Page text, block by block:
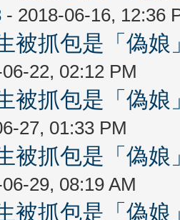
- 2018-06-16, 12:36
被抓包是「偽
22, 02:12 PM
被抓包是「偽
27, 01:33 PM
被抓包是「偽
29, 08:19 AM
被抓包是「偽